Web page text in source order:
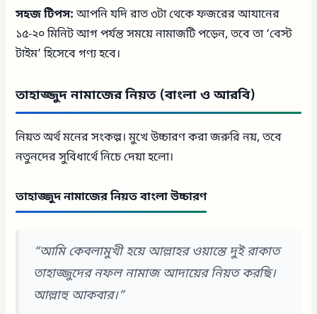
সহজ টিপস:আপনি যদি রাত ৩টা থেকে ফজরের আযানের
১৫-২০ মিনিট আগ পর্যন্ত সময়ে নামাজটি পড়েন, তবে তা ‘বেস্ট
টাইম’ হিসেবে গণ্য হবে।
তাহাজ্জুদ নামাজের নিয়ত (বাংলা ও আরবি)
নিয়ত অর্থ মনের সংকল্প। মুখে উচ্চারণ করা জরুরি নয়, তবে
নতুনদের সুবিধার্থে নিচে দেয়া হলো।
তাহাজ্জুদ নামাজের নিয়ত বাংলা উচ্চারণ
“আমি কেবলামুখী হয়ে আল্লাহর ওয়াস্তে দুই রাকাত
তাহাজ্জুদের নফল নামাজ আদায়ের নিয়ত করছি।
আল্লাহু আকবার।”